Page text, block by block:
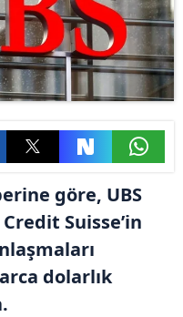
göre, UBS
Suisse’in
dolarlık